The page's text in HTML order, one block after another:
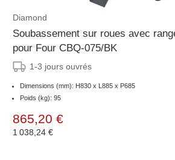
Diamond
Soubassement sur roues avec
pour Four CBQ-075/BK
1-3 jours ouvrés
Dimensions (mm): H830 x L885 x P685
Poids (kg): 95
865,20 €
1 038,24 €